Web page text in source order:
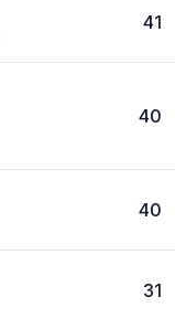
41
40
40
31